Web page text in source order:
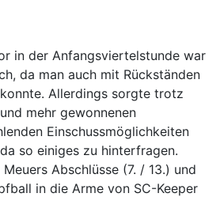
in der Anfangsviertelstunde war
da man auch mit Rückständen
Allerdings sorgte trotz
mehr gewonnenen
Einschussmöglichkeiten
so einiges zu hinterfragen.
Abschlüsse (7. / 13.) und
in die Arme von SC-Keeper